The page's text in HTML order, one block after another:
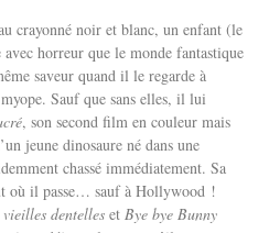
crayonné noir et blanc, un enfant (le
horreur que le monde fantastique
saveur quand il le regarde à
Sauf que sans elles, il lui
, son second film en couleur mais
jeune dinosaure né dans une
chassé immédiatement. Sa
où il passe… sauf à Hollywood !
dentelles etBye bye Bunny